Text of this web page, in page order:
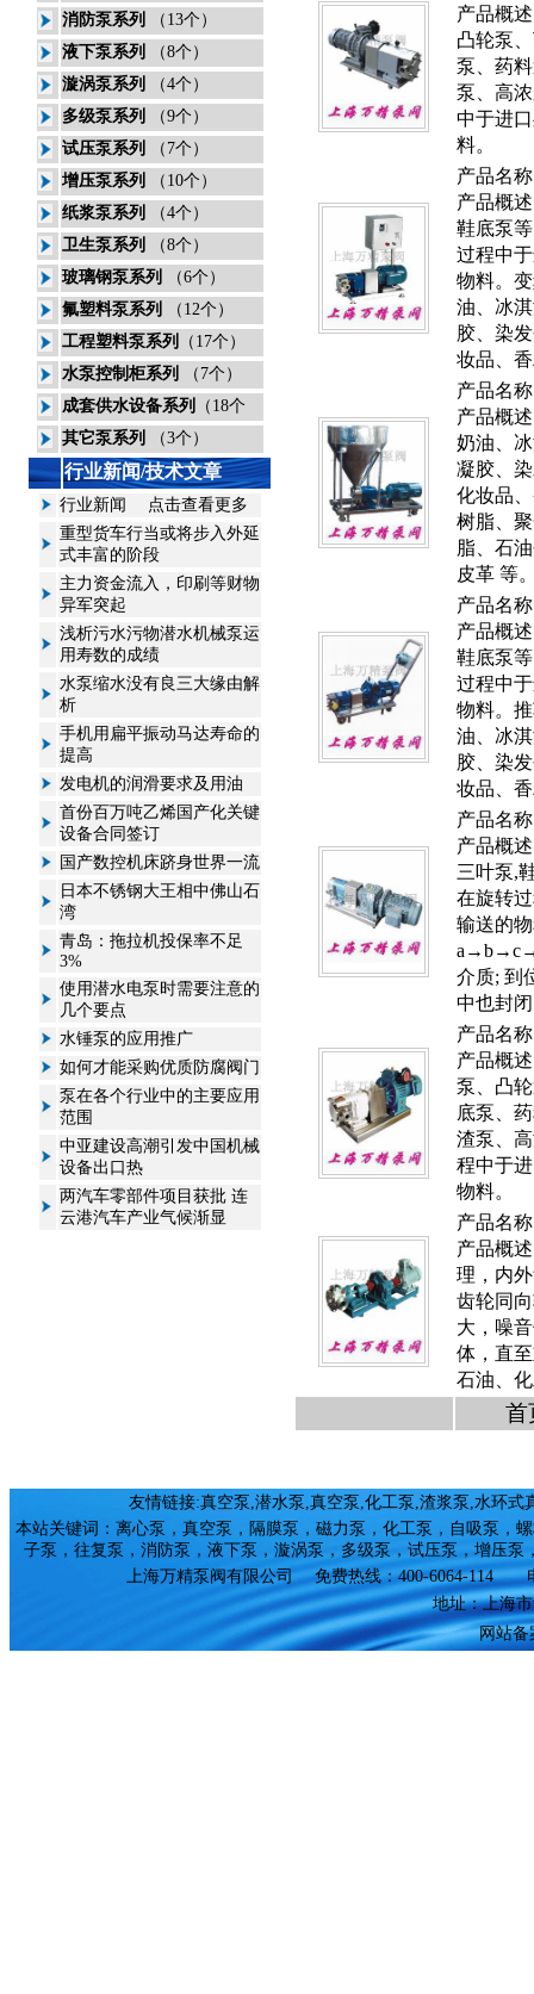
消防泵系列
（13个）
液下泵系列
（8个）
漩涡泵系列
（4个）
多级泵系列
（9个）
试压泵系列
（7个）
增压泵系列
（10个）
纸浆泵系列
（4个）
卫生泵系列
（8个）
玻璃钢泵系列
（6个）
氟塑料泵系列
（12个）
工程塑料泵系列
（17个）
水泵控制柜系列
（7个）
成套供水设备系列
（18个
其它泵系列
（3个）
行业新闻/技术文章
行业新闻
点击查看更多
重型货车行当或将步入外延
式丰富的阶段
主力资金流入，印刷等财物
异军突起
浅析污水污物潜水机械泵运
用寿数的成绩
水泵缩水没有良三大缘由解
析
手机用扁平振动马达寿命的
提高
发电机的润滑要求及用油
首份百万吨乙烯国产化关键
设备合同签订
国产数控机床跻身世界一流
日本不锈钢大王相中佛山石
湾
青岛：拖拉机投保率不足
3%
使用潜水电泵时需要注意的
几个要点
水锤泵的应用推广
如何才能采购优质防腐阀门
泵在各个行业中的主要应用
范围
中亚建设高潮引发中国机械
设备出口热
两汽车零部件项目获批 连
云港汽车产业气候渐显
产品概
凸轮泵、
泵、 药
泵、 高
中于进
料。
产品名
产品概
鞋底泵
过程中
物料。
油、冰
胶、染
妆品、
产品名
产品概
奶油、
凝胶、
化妆品
树脂、
脂、石
皮革 等
产品名
产品概
鞋底泵
过程中
物料。
油、冰
胶、染
妆品、
产品名
产品概
三叶泵,
在旋转
输送的
介质; 到
中也封
产品名
产品概
泵、凸
底泵、
渣泵、
程中于
物料。
产品名
产品概
理，内
齿轮同
大，噪
体，直
石油、
首
友情链接:真空泵 ,潜水泵 ,真空泵 ,化工泵 ,渣浆泵 ,水环式
本站关键词： 离心泵 ， 真空泵 ， 隔膜泵 ， 磁力泵 ， 化工泵 ， 自吸泵 ，
子泵 ， 往复泵 ， 消防泵 ， 液下泵 ， 漩涡泵 ， 多级泵 ， 试压泵 ， 增压泵
上海万精泵阀有限公司免费热线：400-6064-114
地址：上海
网站备